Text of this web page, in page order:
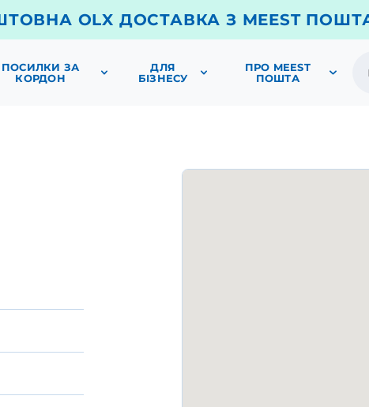
OLX ДОСТАВКА З MEEST
ПОСИЛКИ ЗА
КОРДОН
ДЛЯ
БІЗНЕСУ
ПРО MEEST
ПОШТА